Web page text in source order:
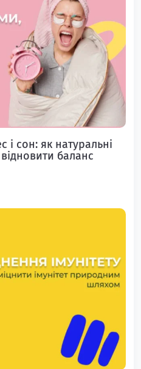
і сон: як натуральні
баланс